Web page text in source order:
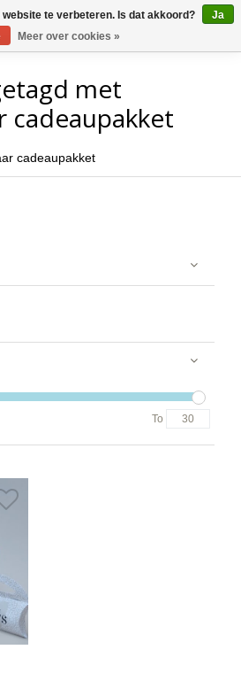
met
cadeaupakket
cadeaupakket
To
te verbeteren. Is dat akkoord?
Ja
Meer over cookies »